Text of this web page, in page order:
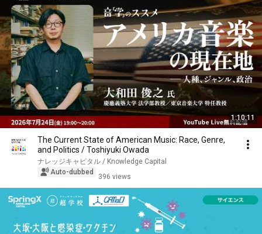
1:10:11
The Current State of American Music: Race, Genre,
and Politics / Toshiyuki Owada
ナレッジキャピタル / Knowledge Capital
Auto-dubbed
396 views